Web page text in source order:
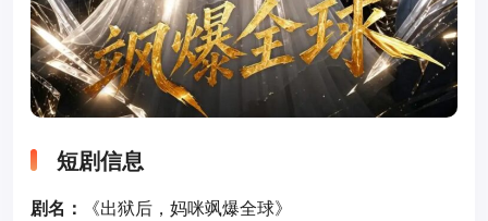
短剧信息
剧名： 《出狱后，妈咪飒爆全球》